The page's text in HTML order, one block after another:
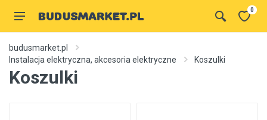
0
budusmarket.pl
Instalacja elektryczna, akcesoria elektryczne
Koszulki
Koszulki